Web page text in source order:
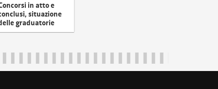
in atto e
situazione
graduatorie